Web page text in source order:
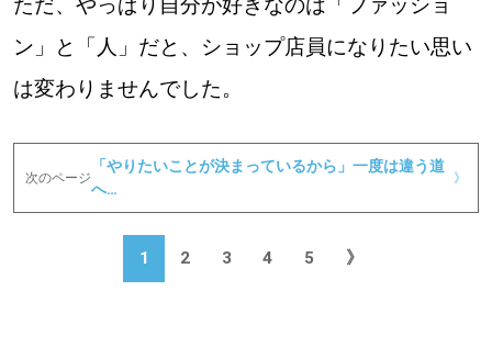
ン」と「人」だと、ショップ店員になりたい思い
は変わりませんでした。
次のページ
「やりたいことが決まっているから」一度は違う道
へ…
》
1 2 3 4 5 》